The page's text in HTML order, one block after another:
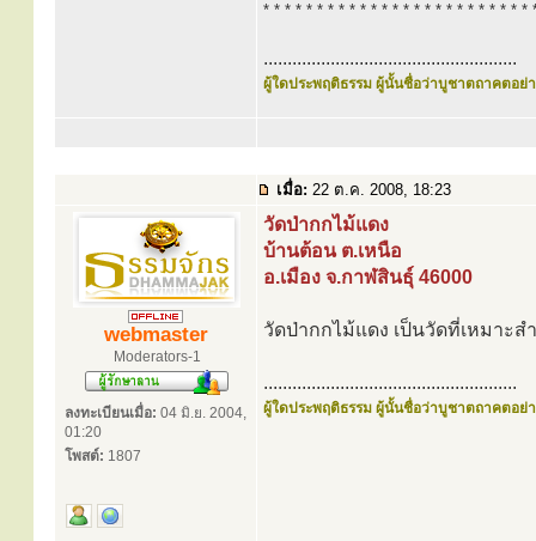
* * * * * * * * * * * * * * * * * * * * * * * * *
.....................................................
ผู้ใดประพฤติธรรม ผู้นั้นชื่อว่าบูชาตถาคตอย่า
เมื่อ: 22 ต.ค. 2008, 18:23
webmaster
Moderators-1
ลงทะเบียนเมื่อ: 04 มิ.ย. 2004,
01:20
โพสต์: 1807
วัดป่ากกไม้แดง
บ้านต้อน ต.เหนือ
อ.เมือง จ.กาฬสินธุ์ 46000
วัดป่ากกไม้แดง เป็นวัดที่เหมาะ
.....................................................
ผู้ใดประพฤติธรรม ผู้นั้นชื่อว่าบูชาตถาคตอย่า